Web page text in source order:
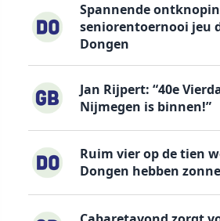
Spannende
seniorentoernooi jeu
Dongen
Jan Rijpert: “40e
Nijmegen is binnen!”
Ruim vier op de tien
Dongen hebben